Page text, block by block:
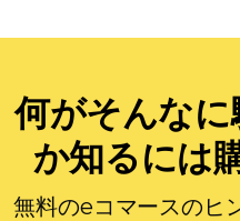
何がそんな
か知るには
無料のeコマースのヒ